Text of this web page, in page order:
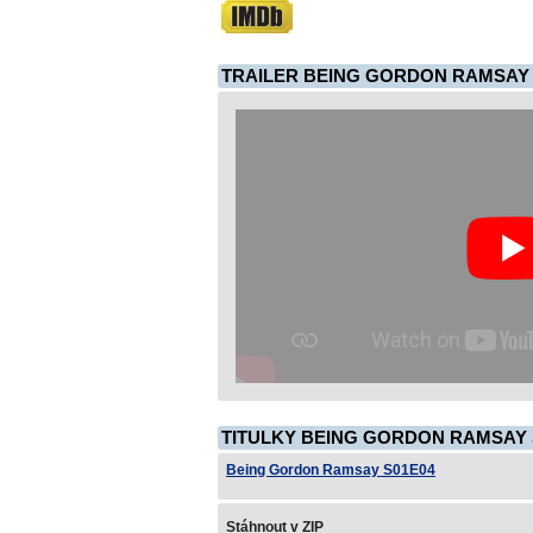
TRAILER BEING GORDON RAMSAY
TITULKY BEING GORDON RAMSAY
Being Gordon Ramsay S01E04
Stáhnout v ZIP